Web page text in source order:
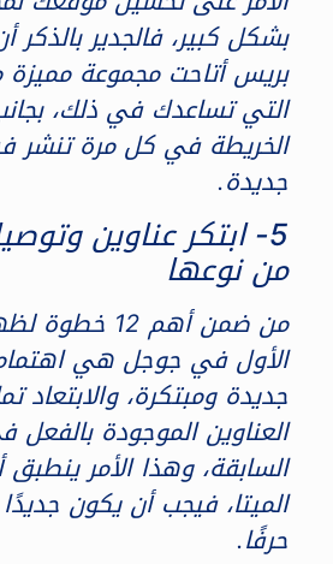
بشكل كبير، فالجدير
بريس أتاحت مجموعة مميزة
التي تساعدك في ذلك،
الخريطة في كل مرة تنشر
جديدة.
5- ابتكر عناوين
من نوعها
من ضمن أهم 12
الأول في جوجل هي
جديدة ومبتكرة، والابتعاد
العناوين الموجودة
السابقة، وهذا الأمر
حرفًا.